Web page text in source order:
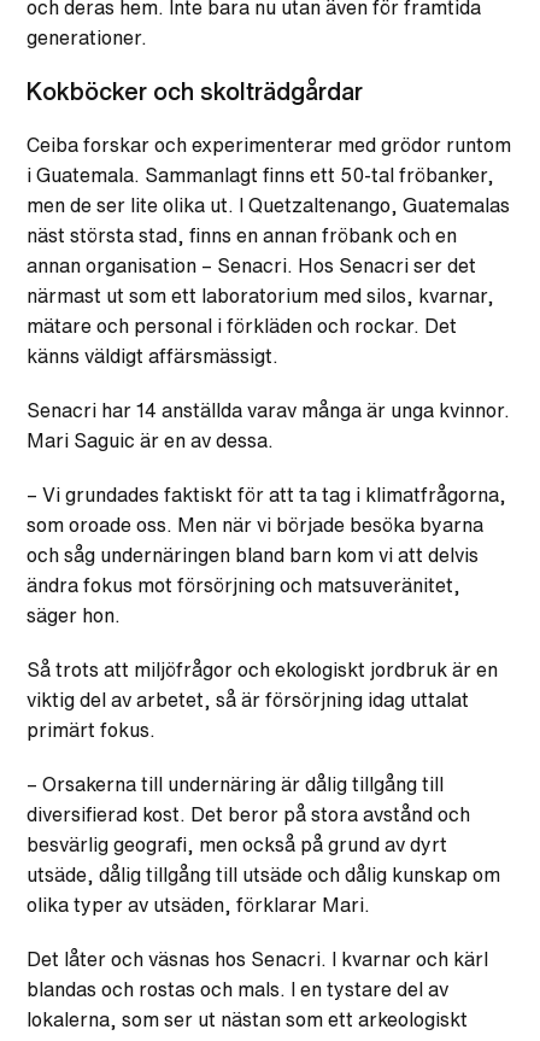
och deras hem. Inte bara nu utan även för framtida
generationer.
Kokböcker och skolträdgårdar
Ceiba forskar och experimenterar med grödor runtom
i Guatemala. Sammanlagt finns ett 50-tal fröbanker,
men de ser lite olika ut. I Quetzaltenango, Guatemalas
näst största stad, finns en annan fröbank och en
annan organisation – Senacri. Hos Senacri ser det
närmast ut som ett laboratorium med silos, kvarnar,
mätare och personal i förkläden och rockar. Det
känns väldigt affärsmässigt.
Senacri har 14 anställda varav många är unga kvinnor.
Mari Saguic är en av dessa.
– Vi grundades faktiskt för att ta tag i klimatfrågorna,
som oroade oss. Men när vi började besöka byarna
och såg undernäringen bland barn kom vi att delvis
ändra fokus mot försörjning och matsuveränitet,
säger hon.
Så trots att miljöfrågor och ekologiskt jordbruk är en
viktig del av arbetet, så är försörjning idag uttalat
primärt fokus.
– Orsakerna till undernäring är dålig tillgång till
diversifierad kost. Det beror på stora avstånd och
besvärlig geografi, men också på grund av dyrt
utsäde, dålig tillgång till utsäde och dålig kunskap om
olika typer av utsäden, förklarar Mari.
Det låter och väsnas hos Senacri. I kvarnar och kärl
blandas och rostas och mals. I en tystare del av
lokalerna, som ser ut nästan som ett arkeologiskt